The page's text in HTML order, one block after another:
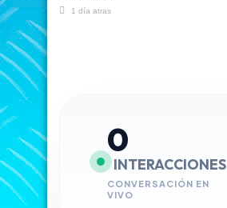
1 día atras
0
INTERACCIONES
CONVERSACIÓN EN
VIVO